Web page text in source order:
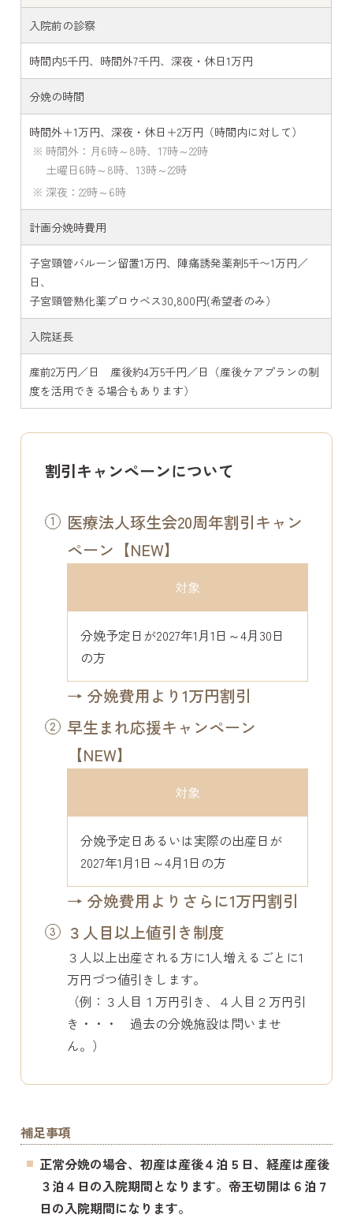
入院前の診察
時間内5千円、時間外7千円、深夜・休日1万円
分娩の時間
時間外＋1万円、深夜・休日＋2万円（時間内に対して）
時間外：月6時～8時、17時～22時
土曜日6時～8時、13時～22時
深夜：22時～6時
計画分娩時費用
子宮頸管バルーン留置1万円、陣痛誘発薬剤5千〜1万円／
日、
子宮頸管熟化薬プロウベス30,800円(希望者のみ）
入院延長
産前2万円／日 産後約4万5千円／日（産後ケアプランの制
度を活用できる場合もあります）
割引キャンペーンについて
医療法人琢生会20周年割引キャン
ペーン【NEW】
対象
分娩予定日が2027年1月1日～4月30日
の方
→ 分娩費用より1万円割引
早生まれ応援キャンペーン
【NEW】
対象
分娩予定日あるいは実際の出産日が
2027年1月1日～4月1日の方
→ 分娩費用よりさらに1万円割引
３人目以上値引き制度
３人以上出産される方に1人増えるごとに1
万円づつ値引きします。
（例：３人目１万円引き、４人目２万円引
き・・・ 過去の分娩施設は問いませ
ん。）
補足事項
正常分娩の場合、初産は産後４泊５日、経産は産後
３泊４日の入院期間となります。帝王切開は６泊７
日の入院期間になります。